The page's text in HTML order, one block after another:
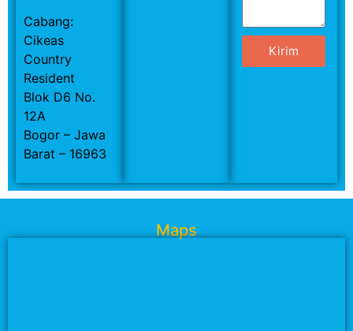
Cabang:
Cikeas
Country
Resident
Blok D6 No.
12A
Bogor – Jawa
Barat – 16963
Kirim
Maps